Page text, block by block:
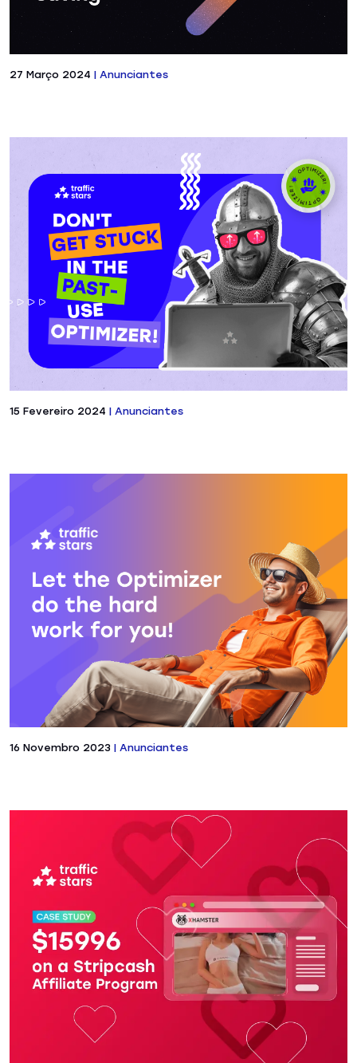
27 Março 2024 | Anunciantes
15 Fevereiro 2024 | Anunciantes
16 Novembro 2023 | Anunciantes